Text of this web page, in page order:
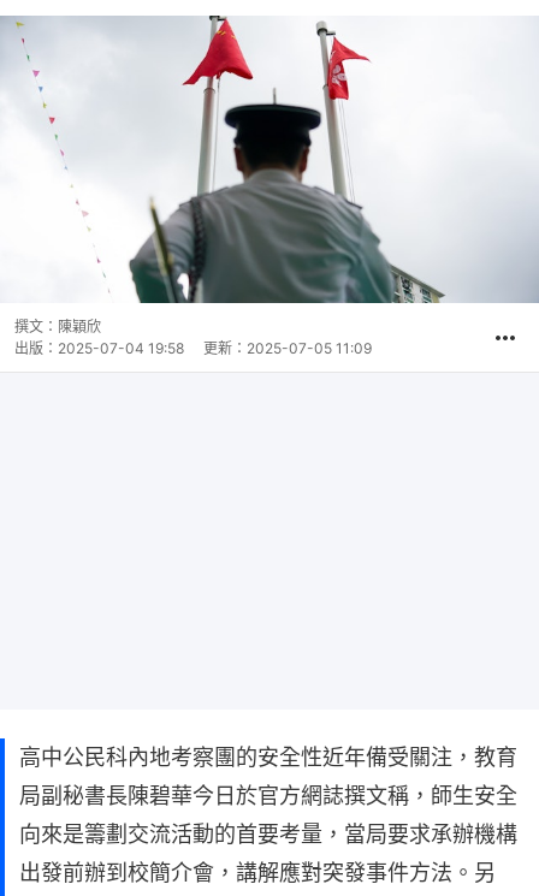
撰文： 陳穎欣
出版： 2025-07-04 19:58 更新： 2025-07-05 11:09
高中公民科內地考察團的安全性近年備受關注，教育
局副秘書長陳碧華今日於官方網誌撰文稱，師生安全
向來是籌劃交流活動的首要考量，當局要求承辦機構
出發前辦到校簡介會，講解應對突發事件方法。另